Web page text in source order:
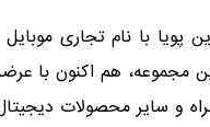
و سایر محصولات